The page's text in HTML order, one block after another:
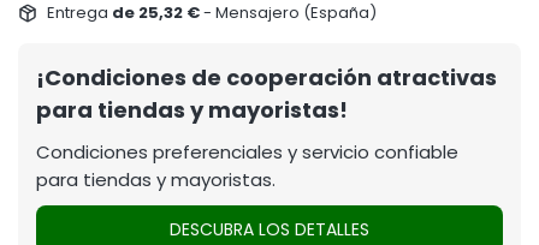
Entrega de 25,32 €- Mensajero (España)
¡Condiciones de cooperación atractivas
para tiendas y mayoristas!
Condiciones preferenciales y servicio confiable
para tiendas y mayoristas.
DESCUBRA LOS DETALLES